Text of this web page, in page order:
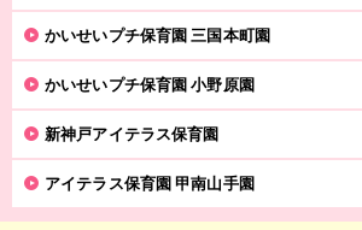
かいせいプチ保育園 三国本町園
かいせいプチ保育園 小野原園
新神戸アイテラス保育園
アイテラス保育園 甲南山手園